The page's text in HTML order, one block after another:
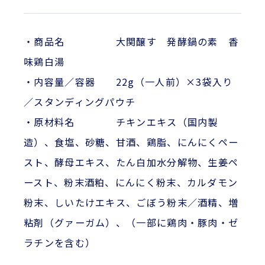
・商品名 大関醸す 発酵鍋の素 香
味鶏白湯
・内容量／容器 22g（一人前）×3袋入り
／スタンディングパウチ
・原材料名 チキンエキス（国内製
造）、食塩、砂糖、甘酒、鶏脂、にんにくペー
スト、酵母エキス、たん白加水分解物、生姜ペ
ースト、粉末酒粕、にんにく粉末、カルダモン
粉末、しいたけエキス、ごぼう粉末／酒精、増
粘剤（グァーガム）、（一部に鶏肉・豚肉・ゼ
ラチンを含む）